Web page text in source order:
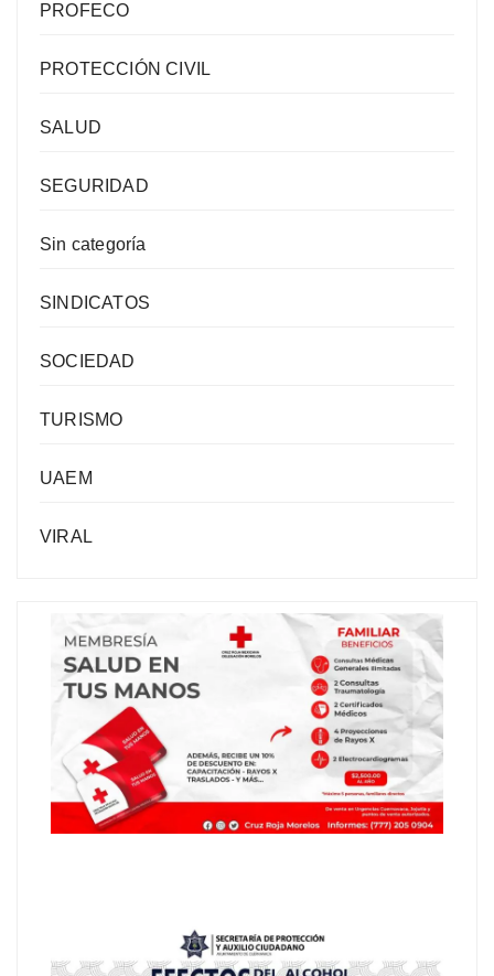
PROFECO
PROTECCIÓN CIVIL
SALUD
SEGURIDAD
Sin categoría
SINDICATOS
SOCIEDAD
TURISMO
UAEM
VIRAL